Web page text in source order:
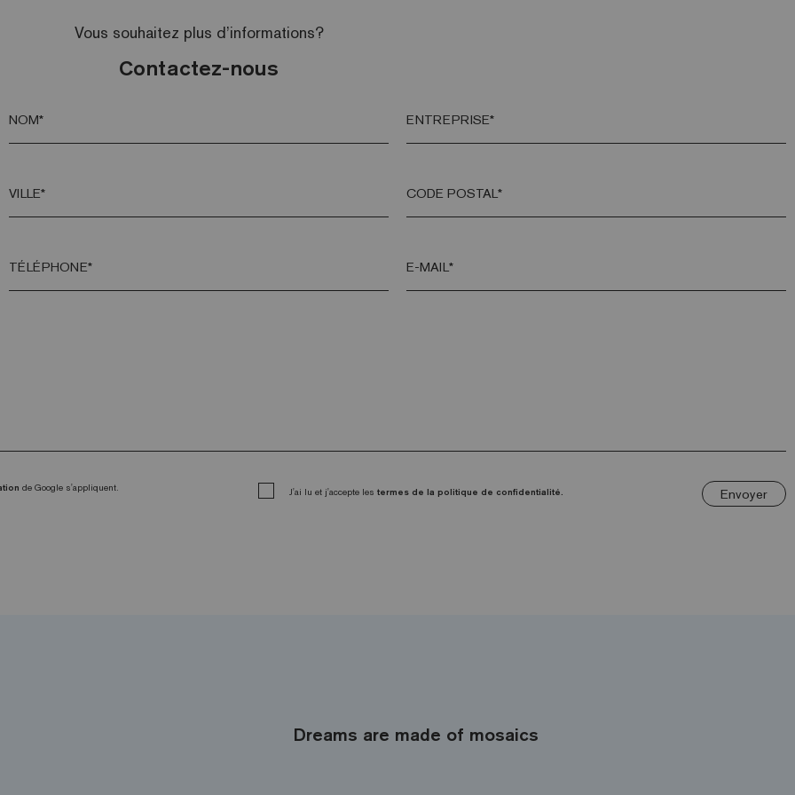
Vous souhaitez plus d’informations?
Contactez-nous
NOM* ENTREPRISE*
VILLE* CODE POSTAL*
TÉLÉPHONE* E-MAIL*
de Google s'appliquent. J'ai lu et j'accepte les termes de la politique de confidentialité. Envoyer
Dreams are made of mosaics